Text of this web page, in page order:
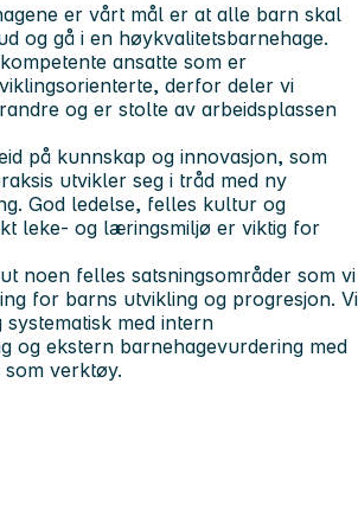
er vårt mål er at alle barn skal
og gå i en høykvalitetsbarnehage.
ansatte som er
derfor deler vi
og er stolte av arbeidsplassen
på kunnskap og innovasjon, som
utvikler seg i tråd med ny
God ledelse, felles kultur og
leke- og læringsmiljø er viktig for
noen felles satsningsområder som vi
for barns utvikling og progresjon. Vi
med intern
og ekstern barnehagevurdering med
verktøy.